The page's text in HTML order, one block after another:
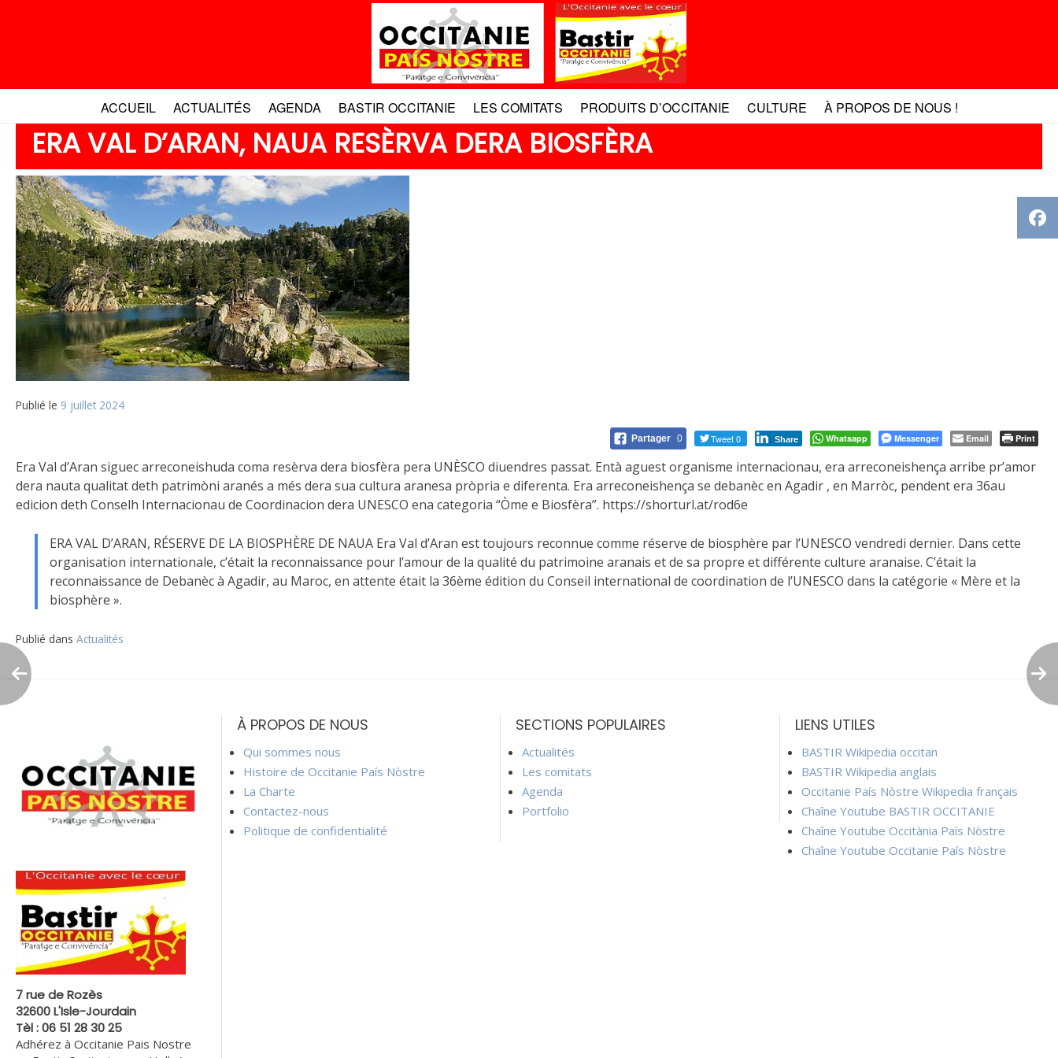
ACCUEIL ACTUALITÉS AGENDA BASTIR OCCITANIE LES COMITATS PRODUITS D’OCCITANIE CULTURE À PROPOS DE NOUS !
ERA VAL D’ARAN, NAUA RESÈRVA DERA BIOSFÈRA
Publié le 9 juillet 2024
Partager 0 Tweet 0 Share Whatsapp Messenger Email Print
Era Val d’Aran siguec arreconeishuda coma resèrva dera biosfèra pera UNÈSCO diuendres passat. Entà aguest organisme internacionau, era arreconeishença arribe pr’amor
dera nauta qualitat deth patrimòni aranés a més dera sua cultura aranesa pròpria e diferenta. Era arreconeishença se debanèc en Agadir , en Marròc, pendent era 36au
edicion deth Conselh Internacionau de Coordinacion dera UNESCO ena categoria “Òme e Biosfèra”. https://shorturl.at/rod6e
ERA VAL D’ARAN, RÉSERVE DE LA BIOSPHÈRE DE NAUA Era Val d’Aran est toujours reconnue comme réserve de biosphère par l’UNESCO vendredi dernier. Dans cette
organisation internationale, c’était la reconnaissance pour l’amour de la qualité du patrimoine aranais et de sa propre et différente culture aranaise. C’était la
reconnaissance de Debanèc à Agadir, au Maroc, en attente était la 36ème édition du Conseil international de coordination de l’UNESCO dans la catégorie « Mère et la
biosphère ».
Publié dans Actualités
Navigation
de
l’article
7 rue de Rozès
32600 L'Isle-Jourdain
Tèl : 06 51 28 30 25
Adhérez à Occitanie Pais Nostre
À PROPOS DE NOUS
Qui sommes nous
Histoire de Occitanie País Nòstre
La Charte
Contactez-nous
Politique de confidentialité
SECTIONS POPULAIRES
Actualités
Les comitats
Agenda
Portfolio
LIENS UTILES
BASTIR Wikipedia occitan
BASTIR Wikipedia anglais
Occitanie País Nòstre Wikipedia français
Chaîne Youtube BASTIR OCCITANIE
Chaîne Youtube Occitània País Nòstre
Chaîne Youtube Occitanie País Nòstre